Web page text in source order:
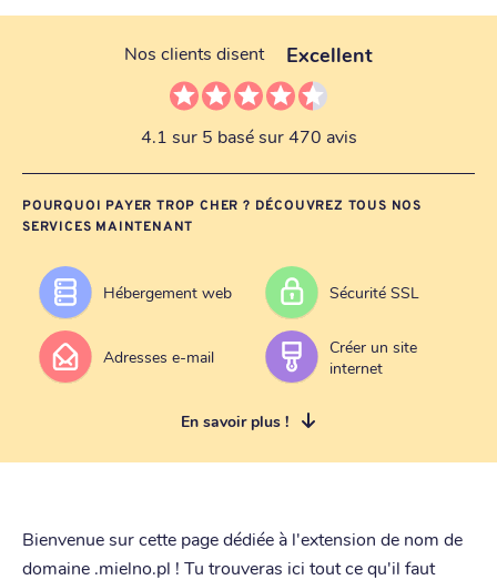
Nos clients disent Excellent
4.1 sur 5 basé sur 470 avis
POURQUOI PAYER TROP CHER ? DÉCOUVREZ TOUS NOS
SERVICES MAINTENANT
Hébergement web Sécurité SSL
Adresses e-mail
Créer un site
internet
En savoir plus !
Bienvenue sur cette page dédiée à l'extension de nom de
domaine .mielno.pl ! Tu trouveras ici tout ce qu'il faut